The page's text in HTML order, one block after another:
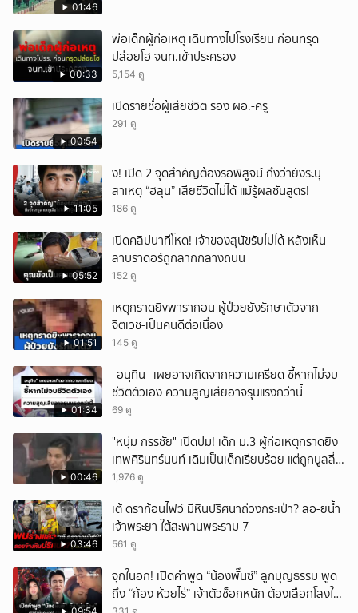
ร้านค้าเสียหาย แถมไฟฟ้ายังดับเกือบทั้งจังหวัด ตำรวจจราจร สภ.เมือง
ประสานการไฟฟ้าส่วนภูมิภาคตัดกระแสไฟฟ้าและเร่งแก้ไข ปักธงเหลือง
เตือนชาวเรือ-นักท่องเที่ยว อุทยานแห่งชาติอ่าวพังงา เจอทั้งฝนตกหนักและ
ลมแรง เจ้าหน้าที่หน่วยพิทักษ์อุทยานฯ ต้องขึ้นธงเหลือง เตือนผู้ใช้เรือใช้
ในการลงเล่นน้ำเพื่อความปลอดภัย ฝนถล่มกระบี่ บ้านเรือนเสียหาย 100
หลัง ที่ จังหวัดกระบี่ บ้านเรือนประชาชนในตำบลเขาคราม และ ตำบลเขา
ทอง กว่า 80 หลัง ถูกลมพัดหลังคาบ้านพังเสียหาย แถมบ้านบางหลังถูก
ต้นไม้ทับ เช่นเดียวกับถนนสายต่าง ๆ มีต้นไม้ล้มขวาง กระทบการจราจร
ทั้งนี้ ลมแรงยังหอบเต็นท์ขนาดใหญ่ภายในที่ทำการเทศบาลตำบลอ่าวลึกใต้
ปลิวตกใส่หอประชุม ต้องใช้รถเครนยกออก เบื้องต้น ปภ.กระบี่ คาดว่าใน
พื้นที่มีบ้านเรือนได้รับความเสียหายไม่ต่ำกว่า 100 หลัง กดติดตามช่อง
CH7HD News ได้ที่ : https://cutt.ly/YTch7hdnews ติดตามข่าวสารเพิ่ม
เติมได้ที่ https://news.ch7.com #สนามข่าว7สี #ข่าวช่อง7
#CH7HDNEWS ติดตาม CH7HD News และ TERO Digital ได้ที่ :
https://linktr.ee/ch7hdnews_tero
01:46
00:33
พ่อเด็กผู้ก่อเหตุ เดินทางไปโรงเรียน ก่อนทรุด
ปล่อยโฮ จนท.เข้าประครอง
5,154 ดู
00:54
เปิดรายชื่อผู้เสียชีวิต รอง ผอ.-ครู
291 ดู
11:05
ึ้ง! เปิด 2 จุดสำคัญต้องรอพิสูจน์ ถึงว่ายังระบุ
สาเหตุ “ฮลุน” เสียชีวิตไม่ได้ แม้รู้ผลชันสูตร!
186 ดู
05:52
เปิดคลิปนาทีโหด! เจ้าของสุนัขรับไม่ได้ หลังเห็น
ลาบราดอร์ถูกลากกลางถนน
152 ดู
01:51
เหตุกราดยิvพารากอน ผู้ป่วยยังรักษาตัวจาก
จิตเวช-เป็นคนดีต่อเนื่อง
145 ดู
01:34
_อนุทิน_ เผยอาจเกิดจากความเครียด ชี้หากไม่จบ
ชีวิตตัวเอง ความสูญเสียอาจรุนแรงกว่านี้
69 ดู
00:46
"หนุ่ม กรรชัย" เปิดปม! เด็ก ม.3 ผู้ก่อเหตุกราดยิง
เทพศิรินทร์นนท์ เดิมเป็นเด็กเรียบร้อย แต่ถูกบูลลี่
หนัก คาดแรงกดดันสะสมกลายเป็นแรงแค้น จนก่อ
1,976 ดู
03:46
เต้ ดราก้อนไฟว์ มีหินปริศนาถ่วงกระเป๋า? ลอ-ยน้ำ
เจ้าพระยา ใต้สะพานพระราม 7
561 ดู
จุกในอก! เปิดคำพูด “น้องพั๊นซ์” ลูกบุญธรรม พูด
ถึง “ก้อง ห้วยไร่” เจ้าตัวช็อกหนัก ต้องเลือกโลงให้